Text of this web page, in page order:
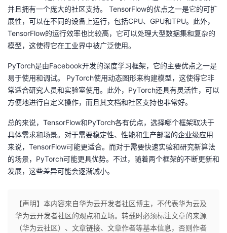
我
的
课
程
我
的
认
我
的
验
我
收
藏
技
术
支
的
云
声
议
并且拥有一个庞大的社区支持。 TensorFlow的优点之一是它的可扩
展性，可以在不同的设备上运行，包括CPU、GPU和TPU。此外，
TensorFlow的运行效率也比较高，它可以处理大型数据集和复杂的
模型，这使得它在工业界中被广泛使用。
PyTorch是由Facebook开发的深度学习框架，它的主要优点之一是
易于使用和调试。 PyTorch使用动态图形来构建模型，这使得它非
常适合研究人员和实验室使用。此外，PyTorch还具有灵活性，可以
方便地进行自定义操作，而且其文档和社区支持也非常好。
总的来说，TensorFlow和PyTorch各有优点，选择哪个框架取决于
具体需求和场景。对于需要稳定性、性能和生产部署的企业级应用
来说，TensorFlow可能更适合。而对于需要快速实验和研究新算法
的场景，PyTorch可能更具优势。不过，随着两个框架的不断更新和
发展，这些差异可能会逐渐减小。
【声明】本内容来自华为云开发者社区博主，不代表华为云及
华为云开发者社区的观点和立场。转载时必须标注文章的来源
（华为云社区）、文章链接、文章作者等基本信息，否则作者